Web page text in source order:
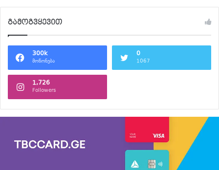
გამოგვყევით
300k
მოწონება
0
1067
1,726
Followers